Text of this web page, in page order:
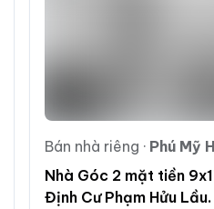
Bán nhà riêng · Phú Mỹ
Nhà Góc 2 mặt tiền
Định Cư Phạm Hửu